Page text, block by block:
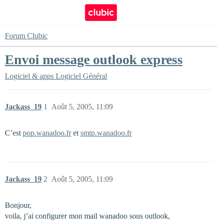
Forum Clubic
Envoi message outlook express
Logiciel & apps Logiciel Général
Jackass_19 Août 5, 2005, 11:09
1
C’est pop.wanadoo.fret smtp.wanadoo.fr
Jackass_19 Août 5, 2005, 11:09
2
Bonjour,
voila, j’ai configurer mon mail wanadoo sous outlook,